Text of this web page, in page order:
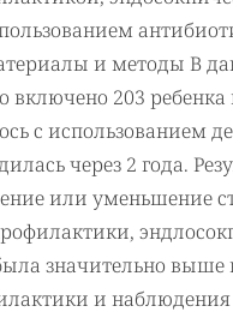
и методы В
включено 203 ребенка
с использованием
через 2 года.
или уменьшение
значительно выше
и наблюдения